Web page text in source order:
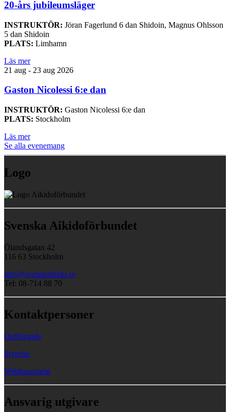
20-års jubileumsläger
INSTRUKTÖR: Jöran Fagerlund 6 dan Shidoin, Magnus Ohlsson
5 dan Shidoin
PLATS: Limhamn
Läs mer
21 aug - 23 aug 2026
Gaston Nicolessi 6:e dan
INSTRUKTÖR: Gaston Nicolessi 6:e dan
PLATS: Stockholm
Läs mer
Se alla evenemang
Logo
Svenska Aikidoförbundet
Ölandsgatan 42
116 63 Stockholm
info@svenskaikido.se
Tel: 08-714 88 70
Kontaktpersoner
Ordförande
Styrelse
Webbansvarig
Ansvarig utgivare